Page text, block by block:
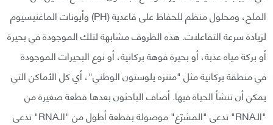
الملح، ومحلول منظم للحفاظ على قاعدية (PH) وأيونات الماغنيسيوم
لزيادة سرعة التفاعلات. هذه الظروف مشابهة لتلك الموجودة في بحيرة
أو بركة مياه عذبة، أو بحيرة فوهة بركانية، أو نوع البحيرات الموجودة
في منطقة بركانية مثل "متنزه يلوستون الوطني"، أي كل الأماكن التي
يمكن أن تنشأ الحياة فيها. أضاف الباحثون بعدها قطعة صغيرة من
"الـRNA" تدعى "المشرّع" موصولة بقطعة أطول من "الـRNA" تدعى